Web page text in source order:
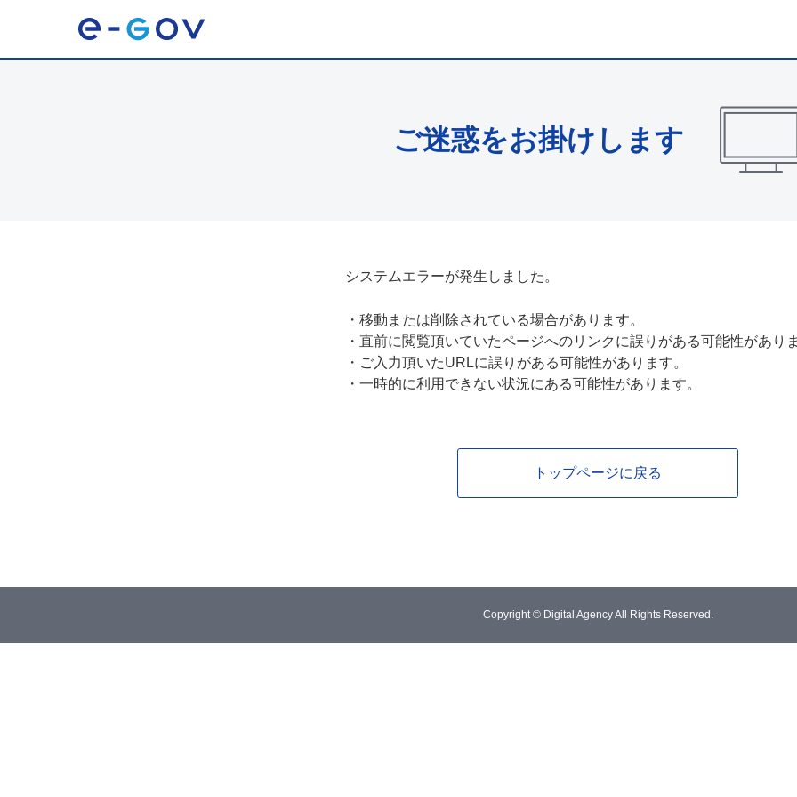
ご迷惑をお掛けします
システムエラーが発生しました。
・ 移動または削除されている場合があります。
・ 直前に閲覧頂いていたページへのリンクに誤りがある可能性があり
・ ご入力頂いたURLに誤りがある可能性があります。
・ 一時的に利用できない状況にある可能性があります。
トップページに戻る
Copyright © Digital Agency All Rights Reserved.